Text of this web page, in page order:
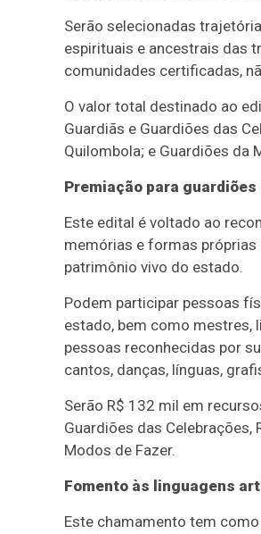
Serão selecionadas
espirituais e ancestrais das
comunidades certificadas,
O valor total destinado ao
Guardiãs e Guardiões das
Quilombola; e Guardiões da
Premiação para
Este edital é voltado ao
memórias e formas
patrimônio vivo do estado.
Podem participar pessoas
estado, bem como mestres,
pessoas reconhecidas por
cantos, danças, línguas,
Serão R$ 132 mil em
Guardiões das Celebrações,
Modos de Fazer.
Fomento às linguagens
Este chamamento tem